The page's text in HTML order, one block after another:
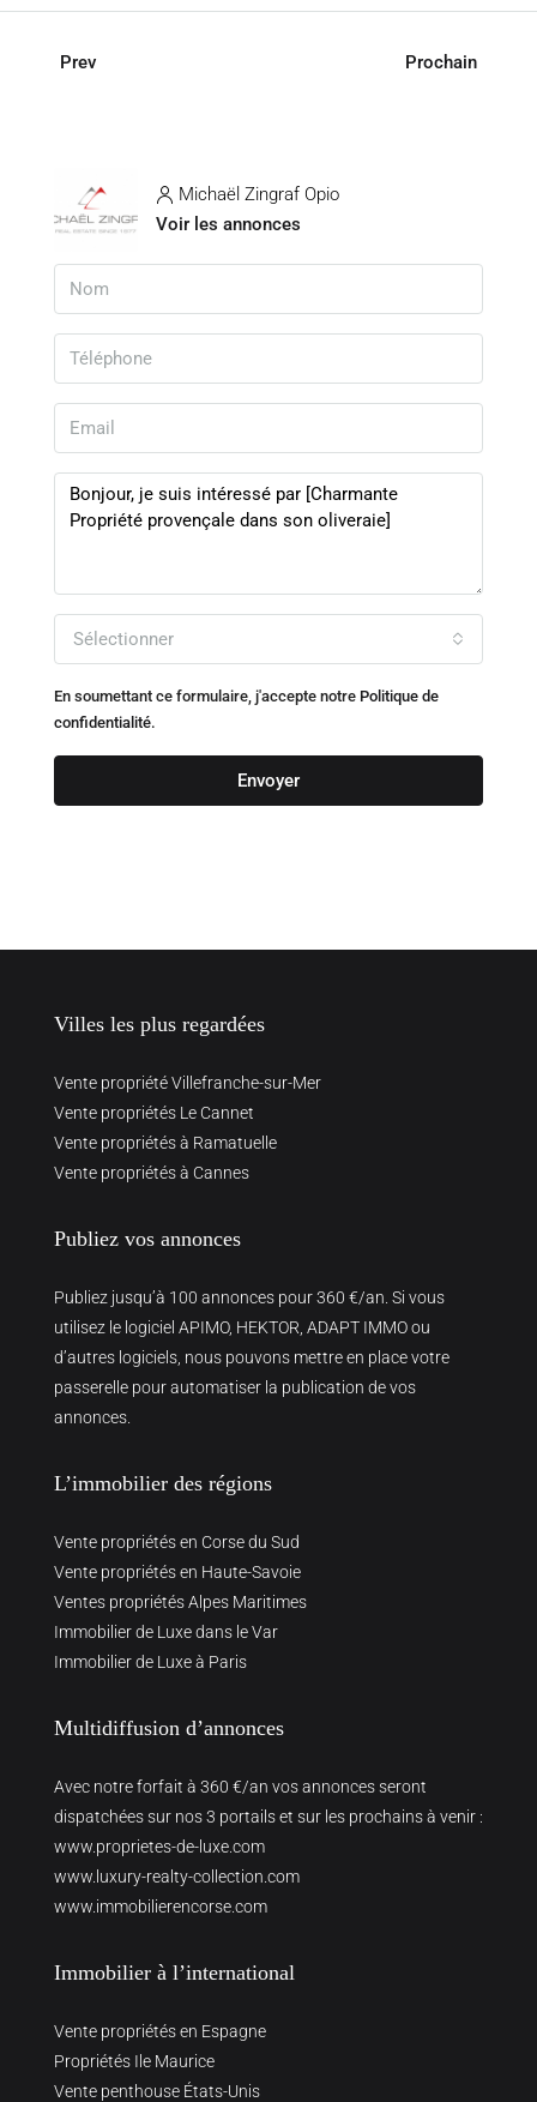
Prev Prochain
Michaël Zingraf Opio
Voir les annonces
Sélectionner
En soumettant ce formulaire, j'accepte notre Politique de
confidentialité.
Envoyer
Villes les plus regardées
Vente propriété Villefranche-sur-Mer
Vente propriétés Le Cannet
Vente propriétés à Ramatuelle
Vente propriétés à Cannes
Publiez vos annonces
Publiez jusqu’à 100 annonces pour 360 €/an. Si vous
utilisez le logiciel APIMO, HEKTOR, ADAPT IMMO ou
d’autres logiciels, nous pouvons mettre en place votre
passerelle pour automatiser la publication de vos
annonces.
L’immobilier des régions
Vente propriétés en Corse du Sud
Vente propriétés en Haute-Savoie
Ventes propriétés Alpes Maritimes
Immobilier de Luxe dans le Var
Immobilier de Luxe à Paris
Multidiffusion d’annonces
Avec notre forfait à 360 €/an vos annonces seront
dispatchées sur nos 3 portails et sur les prochains à venir :
www.proprietes-de-luxe.com
www.luxury-realty-collection.com
www.immobilierencorse.com
Immobilier à l’international
Vente propriétés en Espagne
Propriétés Ile Maurice
Vente penthouse États-Unis